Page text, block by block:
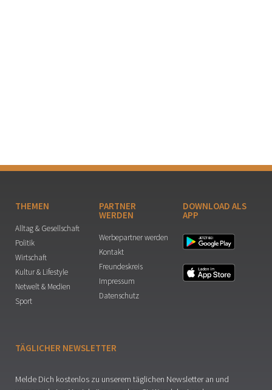
THEMEN
Alltag & Gesellschaft
Politik
Wirtschaft
Kultur & Lifestyle
Netwelt & Medien
Sport
PARTNER
WERDEN
Werbepartner werden
Kontakt
Freundeskreis
Impressum
Datenschutz
DOWNLOAD ALS
APP
TÄGLICHER NEWSLETTER
Melde Dich kostenlos zu unserem täglichen Newsletter an und